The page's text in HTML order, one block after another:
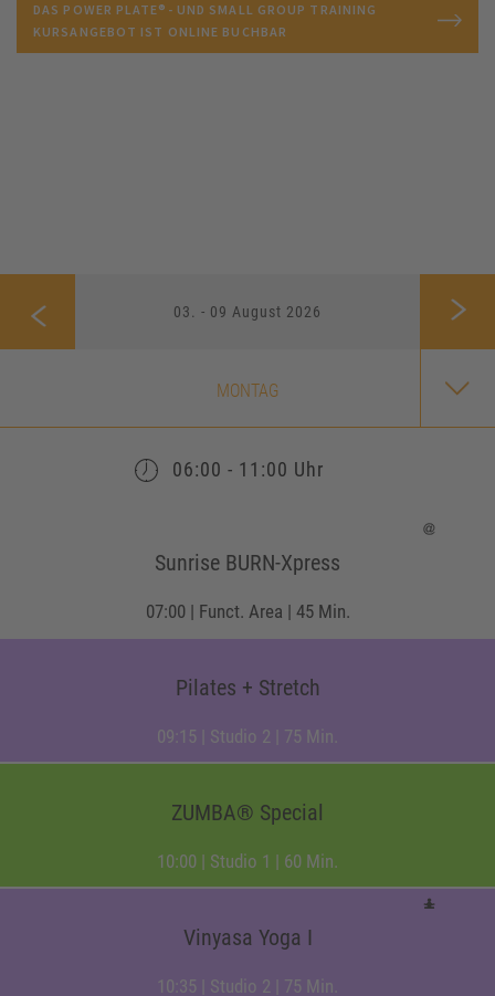
DAS POWER PLATE®- UND SMALL GROUP TRAINING
KURSANGEBOT IST ONLINE BUCHBAR
03. - 09 August 2026
MONTAG
06:00 - 11:00 Uhr
07:00 | Funct. Area | 45 Min.
Sunrise BURN-Xpress
09:15 | Studio 2 | 75 Min.
Pilates + Stretch
10:00 | Studio 1 | 60 Min.
ZUMBA® Special
10:35 | Studio 2 | 75 Min.
Vinyasa Yoga I